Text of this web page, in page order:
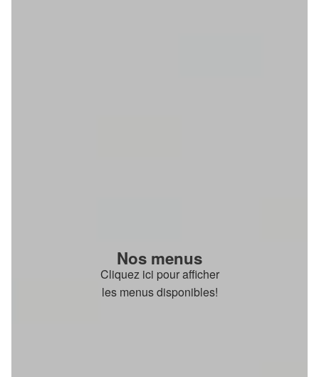
Nos menus
Cliquez ici pour afficher
les menus disponibles!